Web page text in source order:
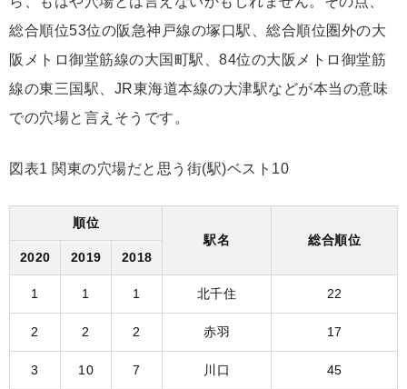
総合順位53位の阪急神戸線の塚口駅、総合順位圏外の大
阪メトロ御堂筋線の大国町駅、84位の大阪メトロ御堂筋
線の東三国駅、JR東海道本線の大津駅などが本当の意味
での穴場と言えそうです。
図表1 関東の穴場だと思う街(駅)ベスト10
順位
駅名
総合順位
2020
2019 2018
1 1 1 北千住 22
2 2 2 赤羽 17
3 10 7 川口 45